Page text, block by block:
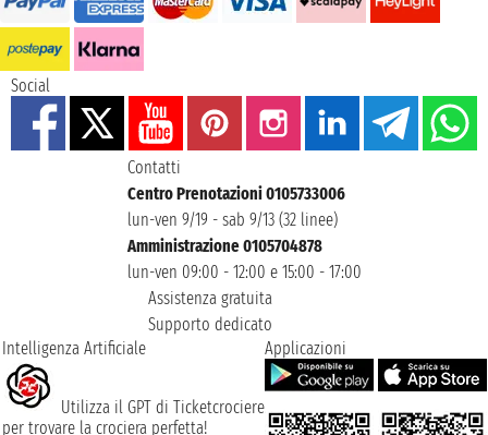
Social
Contatti
Centro Prenotazioni 0105733006
lun-ven 9/19 - sab 9/13 (32 linee)
Amministrazione 0105704878
lun-ven 09:00 - 12:00 e 15:00 - 17:00
Assistenza gratuita
Supporto dedicato
Intelligenza Artificiale
Utilizza il GPT di Ticketcrociere
per trovare la crociera perfetta!
Applicazioni